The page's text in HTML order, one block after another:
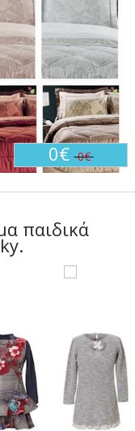
0€0€
παιδικά